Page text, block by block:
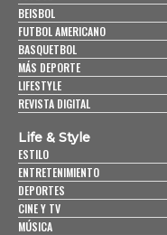
BEISBOL
FUTBOL AMERICANO
BASQUETBOL
MÁS DEPORTE
LIFESTYLE
REVISTA DIGITAL
Life & Style
ESTILO
ENTRETENIMIENTO
DEPORTES
CINE Y TV
MÚSICA